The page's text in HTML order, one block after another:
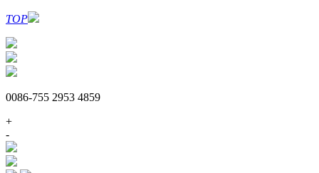
TOP
0086-755 2953 4859
+
-